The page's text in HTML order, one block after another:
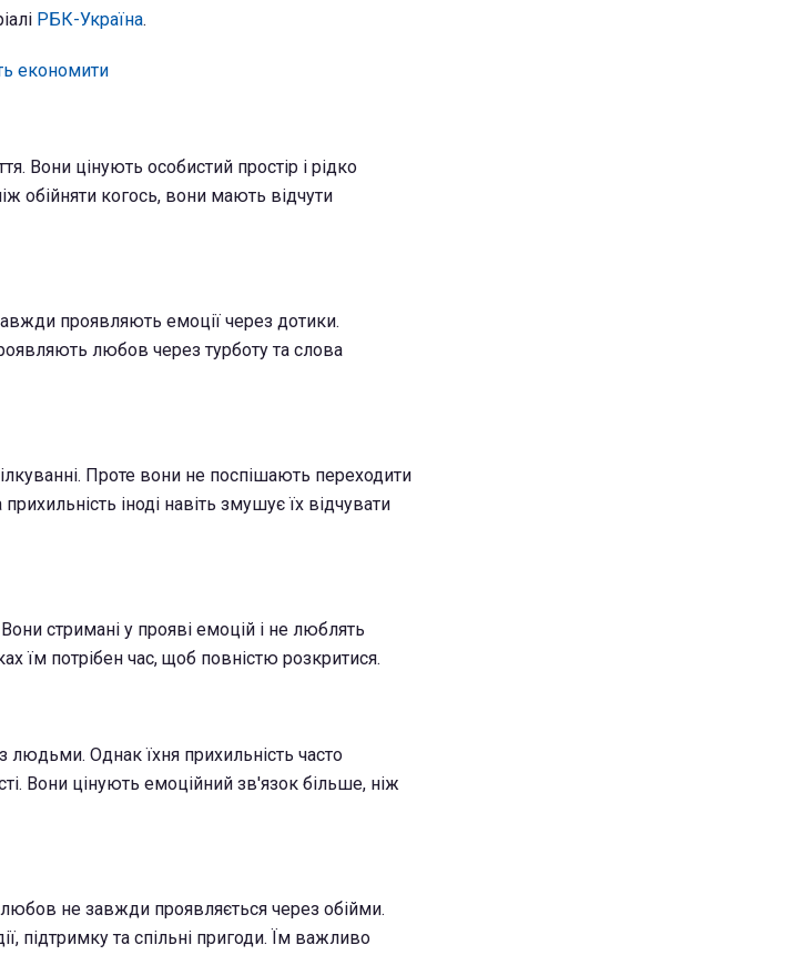
РБК-Україна.
економити
Вони цінують особистий простір і рідко
обійняти когось, вони мають відчути
проявляють емоції через дотики.
любов через турботу та слова
Проте вони не поспішають переходити
іноді навіть змушує їх відчувати
стримані у прояві емоцій і не люблять
їм потрібен час, щоб повністю розкритися.
Однак їхня прихильність часто
Вони цінують емоційний зв'язок більше, ніж
любов не завжди проявляється через обійми.
підтримку та спільні пригоди. Їм важливо